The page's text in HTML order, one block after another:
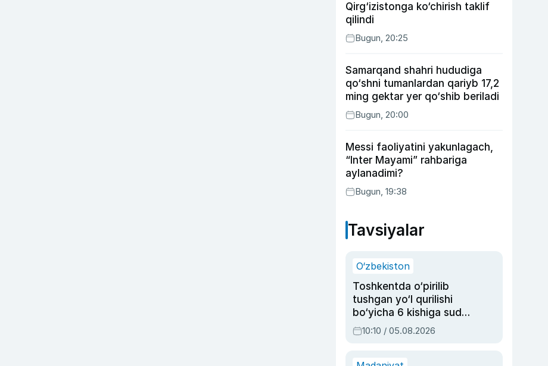
Qirg‘izistonga ko‘chirish taklif
qilindi
Bugun, 20:25
Samarqand shahri hududiga
qo‘shni tumanlardan qariyb 17,2
ming gektar yer qo‘shib beriladi
Bugun, 20:00
Messi faoliyatini yakunlagach,
“Inter Mayami” rahbariga
aylanadimi?
Bugun, 19:38
Tavsiyalar
O‘zbekiston
Toshkentda o‘pirilib
tushgan yo‘l qurilishi
bo‘yicha 6 kishiga sud
hukmi o‘qildi
10:10 / 05.08.2026